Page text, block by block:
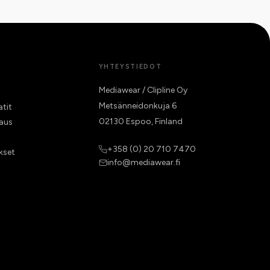
YHTEYSTIEDOT
Mediawear / Clipline Oy
Metsänneidonkuja 6
02130 Espoo, Finland
+358 (0) 20 710 7470
info@mediawear.fi